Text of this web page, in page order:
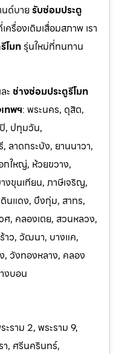
ด์บาย รับซ่อมประตู
รื่องเดิมเสื่อมสภาพ เรา
โมทรุ่นใหม่ที่ทนทาน
ะ ช่างซ่อมประตูรีโมท
ทพฯ: พระนคร, ดุสิต,
, ปทุมวัน,
ลาดกระบัง, ยานนาวา,
ใหญ่, ห้วยขวาง,
ขุนเทียน, ภาษีเจริญ,
นแดง, บึงกุ่ม, สาทร,
ศ, คลองเตย, สวนหลวง,
าว, วัฒนา, บางแค,
, วังทองหลาง, คลอง
งบอน
ราม 2, พระราม 9,
า, ศรีนครินทร์,